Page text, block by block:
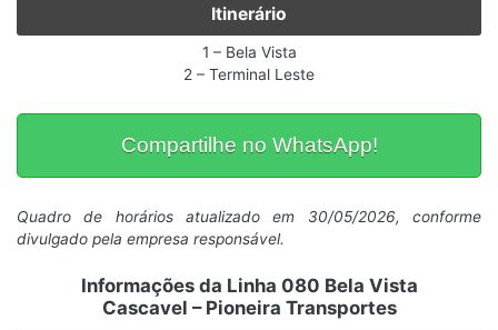
Itinerário
1 – Bela Vista
2 – Terminal Leste
Compartilhe no WhatsApp!
Quadro de horários atualizado em 30/05/2026, conforme
divulgado pela empresa responsável.
Informações da Linha 080 Bela Vista
Cascavel – Pioneira Transportes